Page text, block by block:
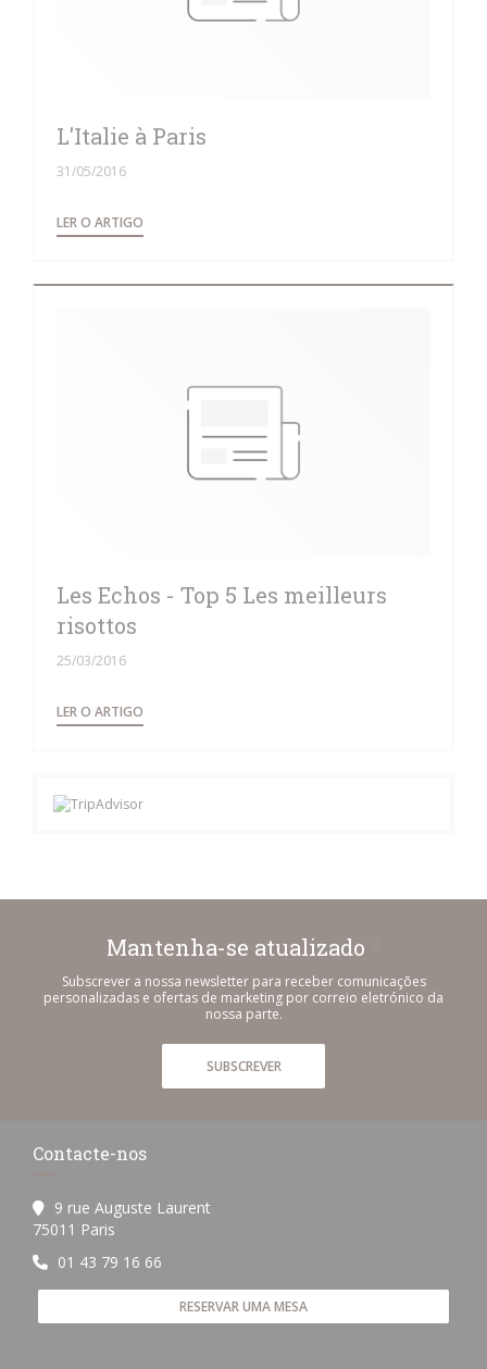
L'Italie à Paris
31/05/2016
LER O ARTIGO
Les Echos - Top 5 Les meilleurs
risottos
25/03/2016
LER O ARTIGO
Mantenha-se atualizado
Subscrever a nossa newsletter para receber comunicações
personalizadas e ofertas de marketing por correio eletrónico da
nossa parte.
SUBSCREVER
Contacte-nos
9 rue Auguste Laurent
75011 Paris
01 43 79 16 66
RESERVAR UMA MESA